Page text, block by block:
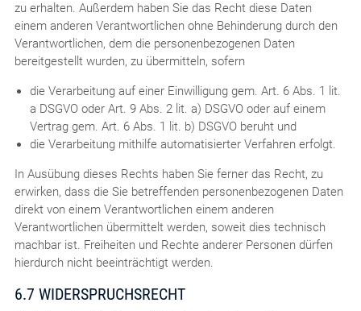
zu erhalten. Außerdem haben Sie das Recht diese Daten
einem anderen Verantwortlichen ohne Behinderung durch den
Verantwortlichen, dem die personenbezogenen Daten
bereitgestellt wurden, zu übermitteln, sofern
die Verarbeitung auf einer Einwilligung gem. Art. 6 Abs. 1 lit.
a DSGVO oder Art. 9 Abs. 2 lit. a) DSGVO oder auf einem
Vertrag gem. Art. 6 Abs. 1 lit. b) DSGVO beruht und
die Verarbeitung mithilfe automatisierter Verfahren erfolgt.
In Ausübung dieses Rechts haben Sie ferner das Recht, zu
erwirken, dass die Sie betreffenden personenbezogenen Daten
direkt von einem Verantwortlichen einem anderen
Verantwortlichen übermittelt werden, soweit dies technisch
machbar ist. Freiheiten und Rechte anderer Personen dürfen
hierdurch nicht beeinträchtigt werden.
6.7 WIDERSPRUCHSRECHT